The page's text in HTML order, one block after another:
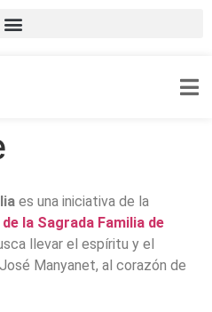
es una iniciativa de la
la Sagrada Familia de
llevar el espíritu y el
Manyanet, al corazón de